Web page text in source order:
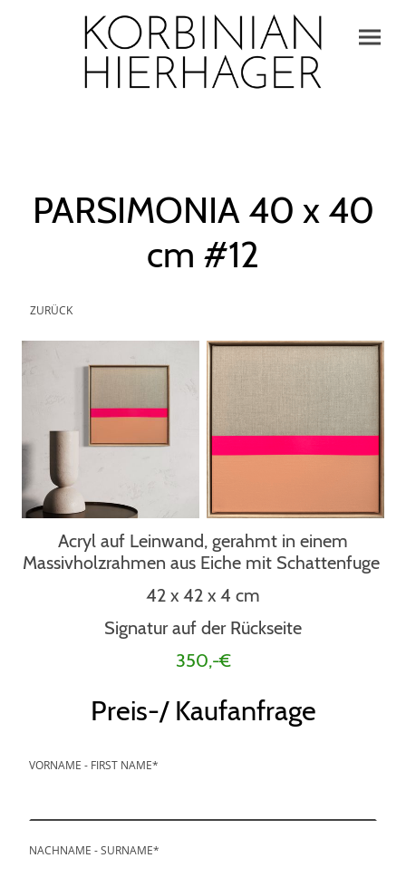
PARSIMONIA 40 x 40
cm #12
ZURÜCK
Acryl auf Leinwand, gerahmt in einem
Massivholzrahmen aus Eiche mit Schattenfuge
42 x 42 x 4 cm
Signatur auf der Rückseite
350,-€
Preis-/ Kaufanfrage
VORNAME - FIRST NAME*
NACHNAME - SURNAME*